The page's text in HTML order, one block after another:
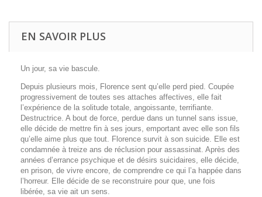
EN SAVOIR PLUS
Un jour, sa vie bascule.
Depuis plusieurs mois, Florence sent qu’elle perd pied. Coupée
progressivement de toutes ses attaches affectives, elle fait
l’expérience de la solitude totale, angoissante, terrifiante.
Destructrice. A bout de force, perdue dans un tunnel sans issue,
elle décide de mettre fin à ses jours, emportant avec elle son fils
qu’elle aime plus que tout. Florence survit à son suicide. Elle est
condamnée à treize ans de réclusion pour assassinat. Après des
années d’errance psychique et de désirs suicidaires, elle décide,
en prison, de vivre encore, de comprendre ce qui l’a happée dans
l’horreur. Elle décide de se reconstruire pour que, une fois
libérée, sa vie ait un sens.